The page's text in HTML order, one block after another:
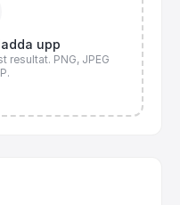
upp
resultat. PNG, JPEG